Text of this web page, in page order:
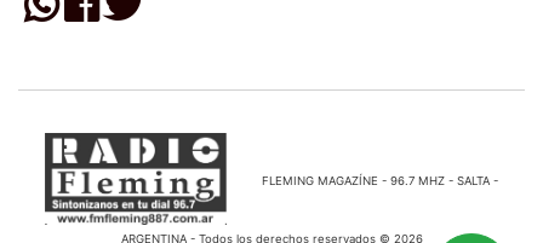
FLEMING MAGAZÍNE - 96.7 MHZ - SALTA -
ARGENTINA - Todos los derechos reservados © 2026